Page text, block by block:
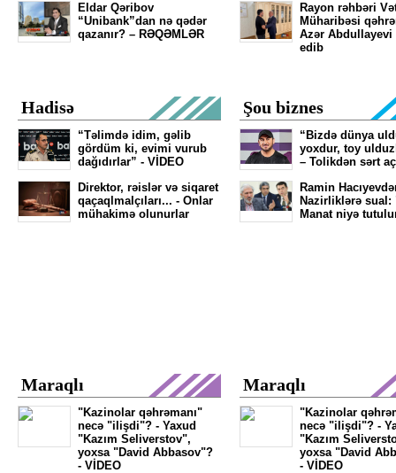
Eldar Qəribov
“Unibank”dan nə qədər
qazanır? – RƏQƏMLƏR
Rayon rəhbəri
Müharibəsi
Azər Abdullayevi
edib
Hadisə
“Təlimdə idim, gəlib
gördüm ki, evimi vurub
dağıdırlar” - VİDEO
Direktor, rəislər və siqaret
qaçaqlmalçıları... - Onlar
mühakimə olunurlar
Şou biznes
“Bizdə dünya
yoxdur, toy
– Tolikdən sərt
Ramin
Nazirliklərə sual:
Manat niyə
Maraqlı
"Kazinolar qəhrəmanı"
necə "ilişdi"? - Yaxud
"Kazım Seliverstov",
yoxsa "David Abbasov"?
- VİDEO
Maraqlı
"Kazinolar
necə "ilişdi"? -
"Kazım
yoxsa "David
- VİDEO